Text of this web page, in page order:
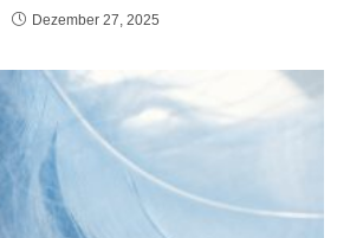
Dezember 27, 2025